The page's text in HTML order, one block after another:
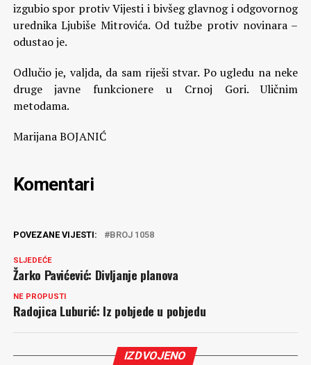
izgubio spor protiv Vijesti i bivšeg glavnog i odgovornog
urednika Ljubiše Mitrovića. Od tužbe protiv novinara –
odustao je.
Odlučio je, valjda, da sam riješi stvar. Po ugledu na neke
druge javne funkcionere u Crnoj Gori. Uličnim
metodama.
Marijana BOJANIĆ
Komentari
POVEZANE VIJESTI: BROJ 1058
SLJEDEĆE
Žarko Pavićević: Divljanje planova
NE PROPUSTI
Radojica Luburić: Iz pobjede u pobjedu
IZDVOJENO